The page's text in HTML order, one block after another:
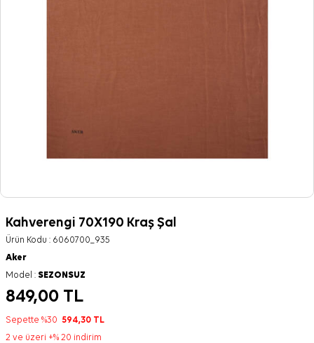
Kahverengi 70X190 Kraş Şal
Ürün Kodu : 6060700_935
Aker
Model : SEZONSUZ
849,00 TL
Sepette %30 594,30 TL
2 ve üzeri +% 20 indirim